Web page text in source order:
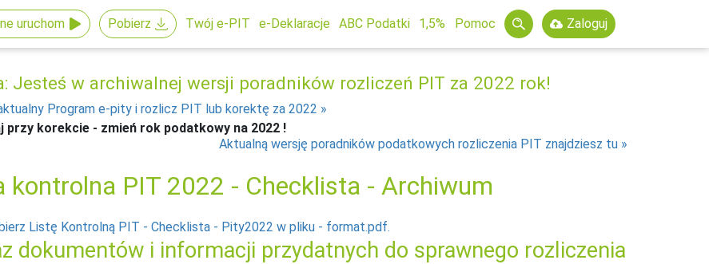
uruchom Pobierz Twój e-PIT e-Deklaracje ABC Podatki 1,5% Pomoc Zaloguj
Jesteś w archiwalnej wersji poradników rozliczeń PIT za 2022 rok!
Program e-pity i rozlicz PIT lub korektę za 2022
przy korekcie - zmień rok podatkowy na 2022 !
Aktualną wersję poradników podatkowych rozliczenia PIT znajdziesz tu
kontrolna PIT 2022 - Checklista - Archiwum
Listę Kontrolną PIT - Checklista - Pity2022 w pliku - format.pdf.
dokumentów i informacji przydatnych do sprawnego rozliczenia